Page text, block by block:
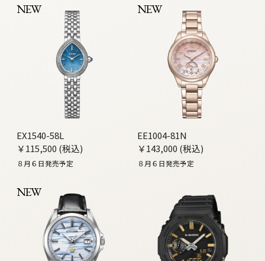
NEW
EX1540-58L
￥115,500 (税込)
８月６日発売予定
NEW
EE1004-81N
￥143,000 (税込)
８月６日発売予定
NEW